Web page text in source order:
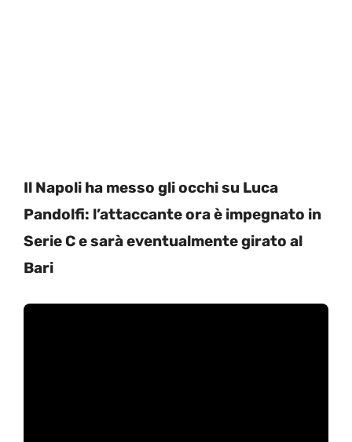
Il Napoli ha messo gli occhi su Luca
Pandolfi: l’attaccante ora è impegnato in
Serie C e sarà eventualmente girato al
Bari